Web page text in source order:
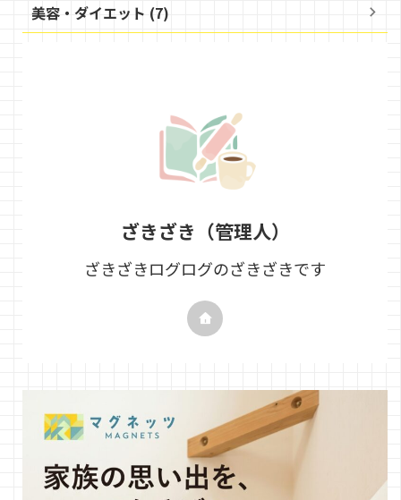
美容・ダイエット (7)
ざきざき（管理人）
ざきざきログログのざきざきです